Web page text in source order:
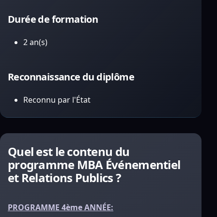
Durée de formation
2 an(s)
Reconnaissance du diplôme
Reconnu par l'État
Quel est le contenu du
programme MBA Événementiel
et Relations Publics ?
PROGRAMME 4ème ANNÉE: